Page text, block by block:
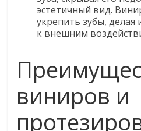
эстетичный вид.
укрепить зубы, делая
к внешним
виниров и